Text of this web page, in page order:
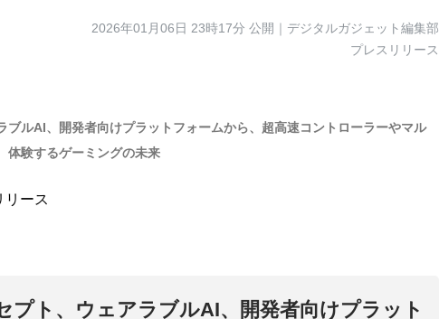
2026年01月06日 23時17分 公開｜デジタルガジェット編集部
プレスリリース
ブルAI、開発者向けプラットフォームから、超高速コントローラーやマル
験するゲーミングの未来
リース
プト、ウェアラブルAI、開発者向けプラット